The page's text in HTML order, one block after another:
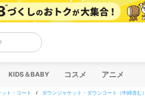
KIDS＆BABY コスメ アニメ
ト・コート / ダウンジャケット・ダウンコート（中綿含む）